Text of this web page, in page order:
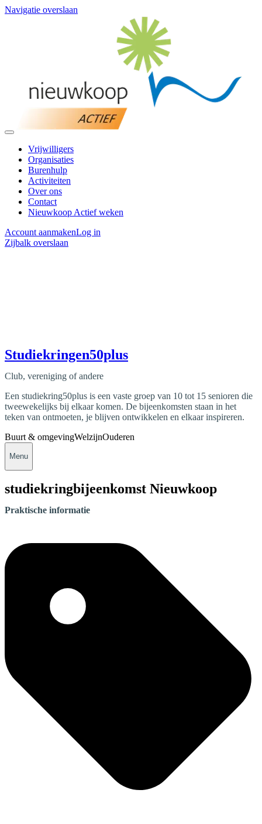
Navigatie overslaan
Vrijwilligers
Organisaties
Burenhulp
Activiteiten
Over ons
Contact
Nieuwkoop Actief weken
Account aanmakenLog in
Zijbalk overslaan
Studiekringen50plus
Club, vereniging of andere
Een studiekring50plus is een vaste groep van 10 tot 15 senioren die
tweewekelijks bij elkaar komen. De bijeenkomsten staan in het
teken van ontmoeten, je blijven ontwikkelen en elkaar inspireren.
Buurt & omgevingWelzijnOuderen
Menu
studiekringbijeenkomst Nieuwkoop
Praktische informatie